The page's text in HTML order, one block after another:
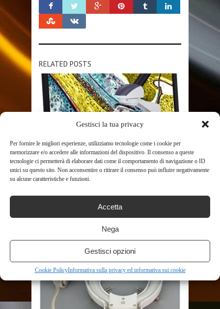
Gestisci la tua privacy
Per fornire le migliori esperienze, utilizziamo tecnologie come i cookie per
memorizzare e/o accedere alle informazioni del dispositivo. Il consenso a queste
tecnologie ci permetterà di elaborare dati come il comportamento di navigazione o ID
unici su questo sito. Non acconsentire o ritirare il consenso può influire negativamente
su alcune caratteristiche e funzioni.
Accetta
Nega
Gestisci opzioni
Cookie PolicyInformativa sulla privacy ed informativa sui cookie
RELATED POSTS
SHOP
40 X -2500 X LED DIGITALE
MICROSCOPIO MONOCULARE
992